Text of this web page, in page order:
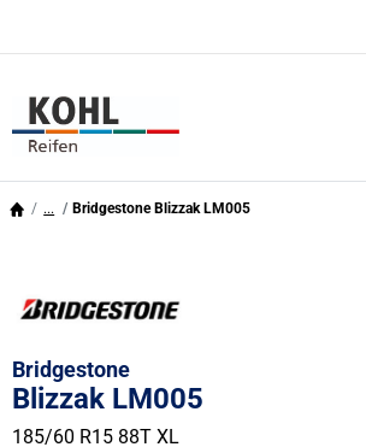
... Bridgestone Blizzak LM005
Bridgestone
Blizzak LM005
185/60 R15 88T XL